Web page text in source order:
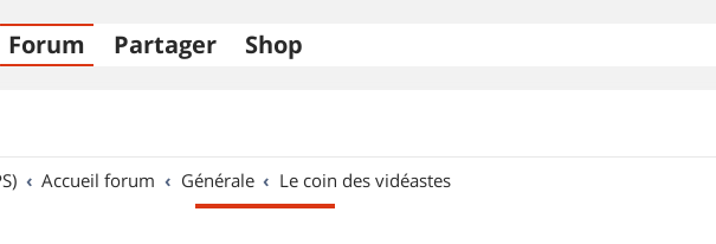
Forum Partager Shop
Accueil forum Générale Le coin des vidéastes